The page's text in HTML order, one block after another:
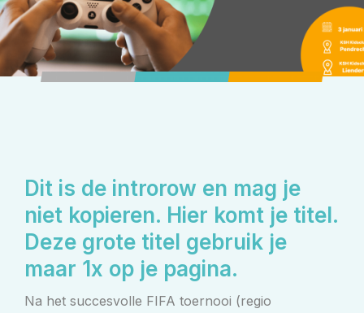
Dit is de introrow en mag je
niet kopieren. Hier komt je titel.
Deze grote titel gebruik je
maar 1x op je pagina.
Na het succesvolle FIFA toernooi (regio